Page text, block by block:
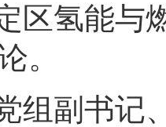
区氢能与
。
组副书记